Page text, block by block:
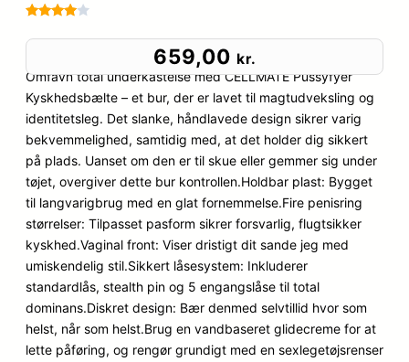
som
af 5
baseret
på
kundebed
ømmels
er
659,00 kr.
Omfavn total underkastelse med CELLMATE Pussyfyer
Kyskhedsbælte – et bur, der er lavet til magtudveksling og
identitetsleg. Det slanke, håndlavede design sikrer varig
bekvemmelighed, samtidig med, at det holder dig sikkert
på plads. Uanset om den er til skue eller gemmer sig under
tøjet, overgiver dette bur kontrollen.Holdbar plast: Bygget
til langvarigbrug med en glat fornemmelse.Fire penisring
størrelser: Tilpasset pasform sikrer forsvarlig, flugtsikker
kyskhed.Vaginal front: Viser dristigt dit sande jeg med
umiskendelig stil.Sikkert låsesystem: Inkluderer
standardlås, stealth pin og 5 engangslåse til total
dominans.Diskret design: Bær denmed selvtillid hvor som
helst, når som helst.Brug en vandbaseret glidecreme for at
lette påføring, og rengør grundigt med en sexlegetøjsrenser